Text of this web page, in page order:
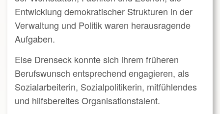
Entwicklung demokratischer Strukturen in der
Verwaltung und Politik waren herausragende
Aufgaben.
Else Drenseck konnte sich ihrem früheren
Berufswunsch entsprechend engagieren, als
Sozialarbeiterin, Sozialpolitikerin, mitfühlendes
und hilfsbereites Organisationstalent.